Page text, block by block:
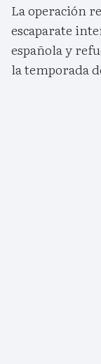
La operación
escaparate
española y
la temporada